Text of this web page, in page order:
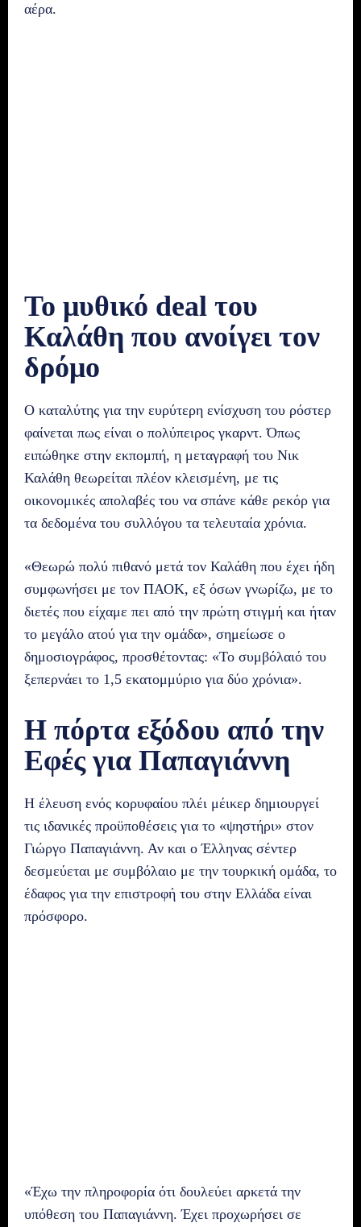
αέρα.
Το μυθικό deal του
Καλάθη που ανοίγει τον
δρόμο
Ο καταλύτης για την ευρύτερη ενίσχυση του ρόστερ
φαίνεται πως είναι ο πολύπειρος γκαρντ. Όπως
ειπώθηκε στην εκπομπή, η μεταγραφή του Νικ
Καλάθη θεωρείται πλέον κλεισμένη, με τις
οικονομικές απολαβές του να σπάνε κάθε ρεκόρ για
τα δεδομένα του συλλόγου τα τελευταία χρόνια.
«Θεωρώ πολύ πιθανό μετά τον Καλάθη που έχει ήδη
συμφωνήσει με τον ΠΑΟΚ, εξ όσων γνωρίζω, με το
διετές που είχαμε πει από την πρώτη στιγμή και ήταν
το μεγάλο ατού για την ομάδα», σημείωσε ο
δημοσιογράφος, προσθέτοντας: «Το συμβόλαιό του
ξεπερνάει το 1,5 εκατομμύριο για δύο χρόνια».
Η πόρτα εξόδου από την
Εφές για Παπαγιάννη
Η έλευση ενός κορυφαίου πλέι μέικερ δημιουργεί
τις ιδανικές προϋποθέσεις για το «ψηστήρι» στον
Γιώργο Παπαγιάννη. Αν και ο Έλληνας σέντερ
δεσμεύεται με συμβόλαιο με την τουρκική ομάδα, το
έδαφος για την επιστροφή του στην Ελλάδα είναι
πρόσφορο.
«Έχω την πληροφορία ότι δουλεύει αρκετά την
υπόθεση του Παπαγιάννη. Έχει προχωρήσει σε